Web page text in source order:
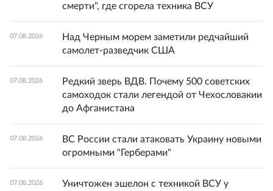
смерти", где сгорела техника ВСУ
07.08.2026
Над Черным морем заметили редчайший
самолет-разведчик США
07.08.2026
Редкий зверь ВДВ. Почему 500 советских
самоходок стали легендой от Чехословакии
до Афганистана
07.08.2026
ВС России стали атаковать Украину новыми
огромными "Герберами"
07.08.2026
Уничтожен эшелон с техникой ВСУ у